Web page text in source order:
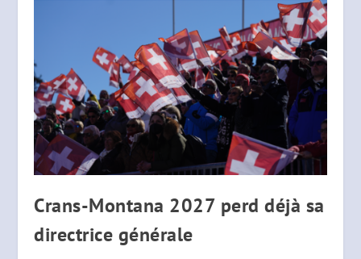
Crans-Montana 2027 perd déjà sa
directrice générale